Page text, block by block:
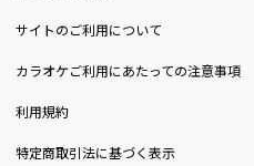
サイトのご利用について
カラオケご利用にあたっての注意事項
利用規約
特定商取引法に基づく表示